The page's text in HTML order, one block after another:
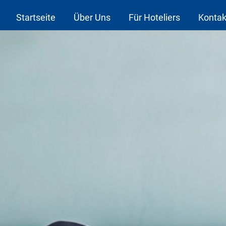
Startseite Über Uns Für Hoteliers